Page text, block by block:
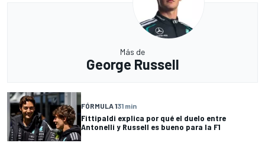
Más de
George Russell
FÓRMULA 131 min
Fittipaldi explica por qué el duelo entre
Antonelli y Russell es bueno para la F1